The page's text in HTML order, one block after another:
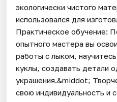
экологически чистого
использовался для
Практическое обучение:
опытного мастера вы
работы с лыком,
куклы, создавать детали
украшения.&middot;
свою индивидуальность и